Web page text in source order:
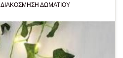
ΔΙΑΚΟΣΜΗΣΗ ΔΩΜΑΤΙΟΥ